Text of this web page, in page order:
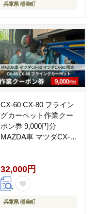
兵庫県 稲美町
CX-60 CX-80 フライン
グカーペット作業クー
ポン券 9,000円分
MAZDA車 マツダCX-
32,000円
兵庫県 稲美町